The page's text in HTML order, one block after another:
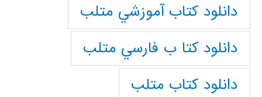
دانلود كتاب آموزشي متلب
دانلود كتا ب فارسي متلب
دانلود كتاب متلب